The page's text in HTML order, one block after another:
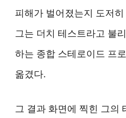
피해가 벌어졌는지 도저
그는 더치 테스트라고 불
하는 종합 스테로이드 프
옮겼다.
그 결과 화면에 찍힌 그의